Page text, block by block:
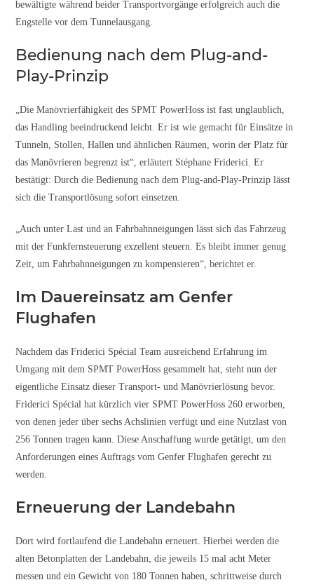
bewältigte während beider Transportvorgänge erfolgreich auch die
Engstelle vor dem Tunnelausgang.
Bedienung nach dem Plug-and-
Play-Prinzip
„Die Manövrierfähigkeit des SPMT PowerHoss ist fast unglaublich,
das Handling beeindruckend leicht. Er ist wie gemacht für Einsätze in
Tunneln, Stollen, Hallen und ähnlichen Räumen, worin der Platz für
das Manövrieren begrenzt ist“, erläutert Stéphane Friderici. Er
bestätigt: Durch die Bedienung nach dem Plug-and-Play-Prinzip lässt
sich die Transportlösung sofort einsetzen.
„Auch unter Last und an Fahrbahnneigungen lässt sich das Fahrzeug
mit der Funkfernsteuerung exzellent steuern. Es bleibt immer genug
Zeit, um Fahrbahnneigungen zu kompensieren“, berichtet er.
Im Dauereinsatz am Genfer
Flughafen
Nachdem das Friderici Spécial Team ausreichend Erfahrung im
Umgang mit dem SPMT PowerHoss gesammelt hat, steht nun der
eigentliche Einsatz dieser Transport- und Manövrierlösung bevor.
Friderici Spécial hat kürzlich vier SPMT PowerHoss 260 erworben,
von denen jeder über sechs Achslinien verfügt und eine Nutzlast von
256 Tonnen tragen kann. Diese Anschaffung wurde getätigt, um den
Anforderungen eines Auftrags vom Genfer Flughafen gerecht zu
werden.
Erneuerung der Landebahn
Dort wird fortlaufend die Landebahn erneuert. Hierbei werden die
alten Betonplatten der Landebahn, die jeweils 15 mal acht Meter
messen und ein Gewicht von 180 Tonnen haben, schrittweise durch